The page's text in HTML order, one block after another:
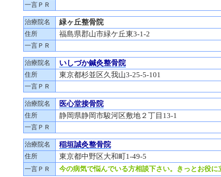
一言ＰＲ
治療院名 緑ヶ丘整骨院
住所 福島県郡山市緑ケ丘東3-1-2
一言ＰＲ
治療院名 いしづか鍼灸整骨院
住所 東京都杉並区久我山3-25-5-101
一言ＰＲ
治療院名 医心堂接骨院
住所 静岡県静岡市駿河区敷地２丁目13-1
一言ＰＲ
治療院名 稲垣誠灸整骨院
住所 東京都中野区大和町1-49-5
一言ＰＲ 今の病気で悩んでいる方相談下さい。きっとお役に